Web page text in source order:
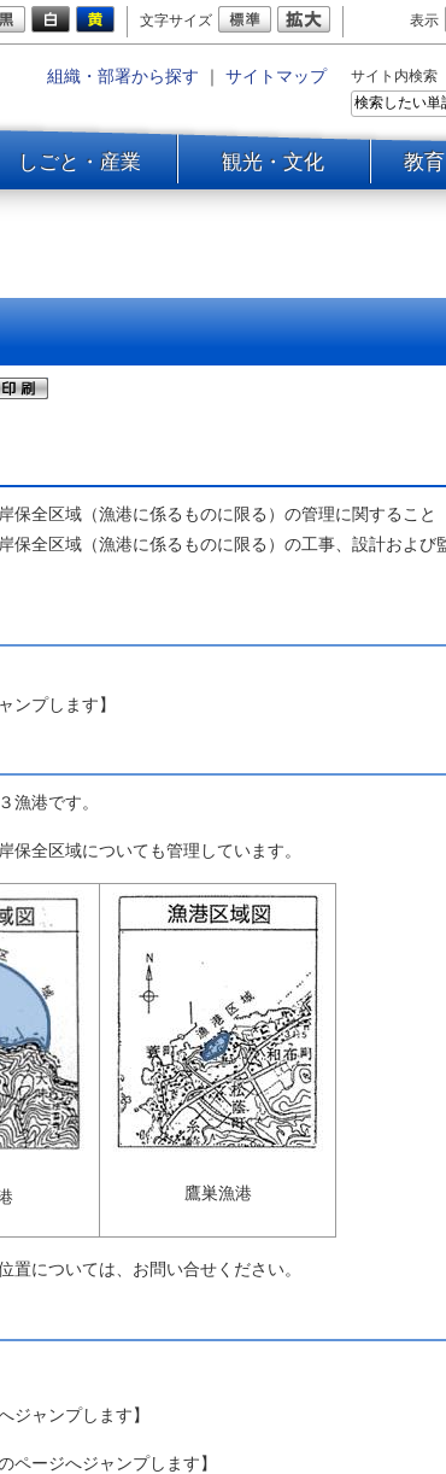
文字サイズ 表示
組織・部署から探す ｜ サイトマップ サイト内検索
しごと・産業 観光・文化 教
保全区域（漁港に係るものに限る）の管理に関すること
保全区域（漁港に係るものに限る）の工事、設計および
ンプします】
漁港です。
保全区域についても管理しています。
鷹巣漁港
については、お問い合せください。
ジャンプします】
ページへジャンプします】